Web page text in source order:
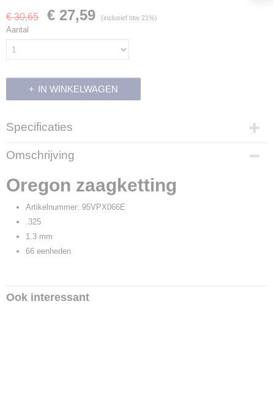
€ 30,65 € 27,59 (inclusief btw 21%)
Aantal
IN WINKELWAGEN
Specificaties
Productcode leverancier
95VPX066E
Omschrijving
Oregon zaagketting
Artikelnummer: 95VPX066E
.325
1.3 mm
66 eenheden
Ook interessant